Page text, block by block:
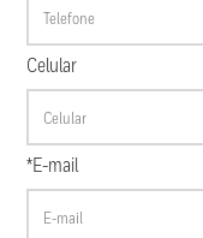
Celular
*E-mail